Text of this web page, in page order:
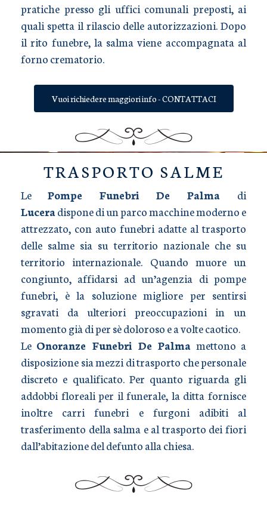
pratiche presso gli uffici comunali preposti, ai
quali spetta il rilascio delle autorizzazioni. Dopo
il rito funebre, la salma viene accompagnata al
forno crematorio.
Vuoi richiedere maggiori info - CONTATTACI
TRASPORTO SALME
Le Pompe Funebri De Palma di
Luceradispone di un parco macchine moderno e
attrezzato, con auto funebri adatte al trasporto
delle salme sia su territorio nazionale che su
territorio internazionale. Quando muore un
congiunto, affidarsi ad un’agenzia di pompe
funebri, è la soluzione migliore per sentirsi
sgravati da ulteriori preoccupazioni in un
momento già di per sè doloroso e a volte caotico.
Le Onoranze Funebri De Palma mettono a
disposizione sia mezzi di trasporto che personale
discreto e qualificato. Per quanto riguarda gli
addobbi floreali per il funerale, la ditta fornisce
inoltre carri funebri e furgoni adibiti al
trasferimento della salma e al trasporto dei fiori
dall’abitazione del defunto alla chiesa.